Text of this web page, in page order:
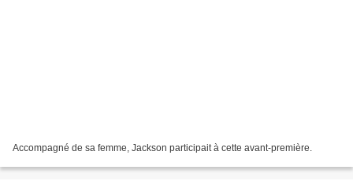
Accompagné de sa femme, Jackson participait à cette avant-première.